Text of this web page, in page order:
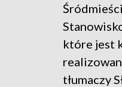
które jest
tłumaczy